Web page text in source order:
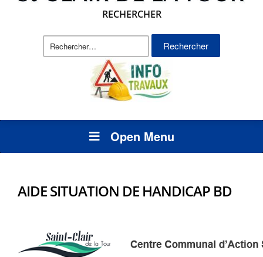
RECHERCHER
Rechercher :
Open Menu
AIDE SITUATION DE HANDICAP BD